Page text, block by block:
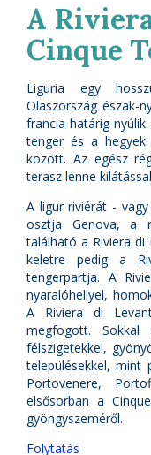
A
Cinque
Liguria egy
Olaszország észak-
francia határig
tenger és a hegyek
között. Az egész
terasz lenne
A ligur riviérát -
osztja Genova, a
található a Riviera
keletre pedig a
tengerpartja. A
nyaralóhellyel,
A Riviera di
megfogott. Sokkal
félszigetekkel,
településekkel, mint
Portovenere,
elsősorban a
gyöngyszeméről.
Folytatás